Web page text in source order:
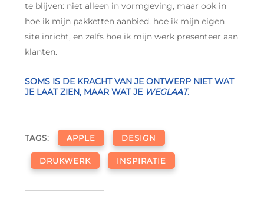
te blijven: niet alleen in vormgeving, maar ook in
hoe ik mijn pakketten aanbied, hoe ik mijn eigen
site inricht, en zelfs hoe ik mijn werk presenteer aan
klanten.
SOMS IS DE KRACHT VAN JE ONTWERP NIET WAT
JE LAAT ZIEN, MAAR WAT JE WEGLAAT.
TAGS: APPLE DESIGN
DRUKWERK INSPIRATIE